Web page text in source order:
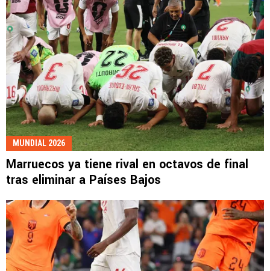
MUNDIAL 2026
Marruecos ya tiene rival en octavos de final
tras eliminar a Países Bajos